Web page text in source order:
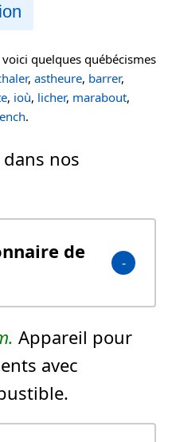
quelques québécismes
, astheure, barrer,
, ioù, licher, marabout,
.
nos
de
Appareil pour
avec